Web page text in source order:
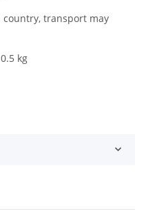
transport may
kg